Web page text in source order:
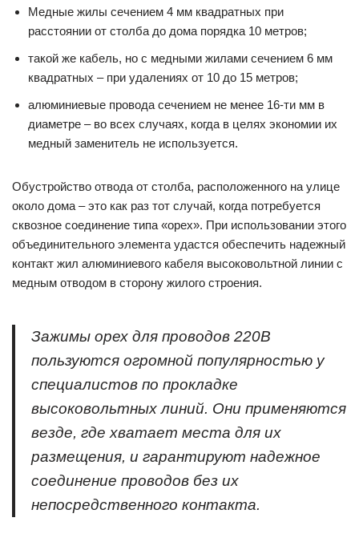
Медные жилы сечением 4 мм квадратных при
расстоянии от столба до дома порядка 10 метров;
такой же кабель, но с медными жилами сечением 6 мм
квадратных – при удалениях от 10 до 15 метров;
алюминиевые провода сечением не менее 16-ти мм в
диаметре – во всех случаях, когда в целях экономии их
медный заменитель не используется.
Обустройство отвода от столба, расположенного на улице
около дома – это как раз тот случай, когда потребуется
сквозное соединение типа «орех». При использовании этого
объединительного элемента удастся обеспечить надежный
контакт жил алюминиевого кабеля высоковольтной линии с
медным отводом в сторону жилого строения.
Зажимы орех для проводов 220В
пользуются огромной популярностью у
специалистов по прокладке
высоковольтных линий. Они применяются
везде, где хватает места для их
размещения, и гарантируют надежное
соединение проводов без их
непосредственного контакта.